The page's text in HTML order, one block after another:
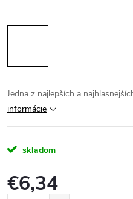
Jedna z najlepších a
informácie
skladom
€6,34